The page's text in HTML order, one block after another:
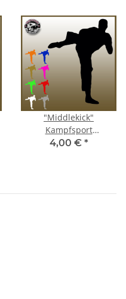
"Middlekick"
Kampfsport
Autoaufkleber
4,00 € *